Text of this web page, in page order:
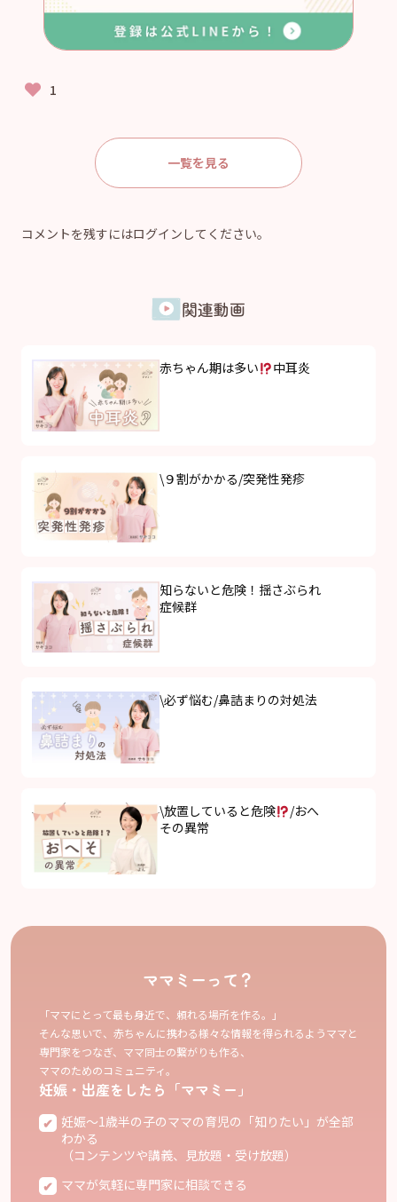
一覧を見る
コメントを残すにはログインしてください。
関連動画
赤ちゃん期は多い 中耳炎
\９割がかかる/突発性発疹
知らないと危険！揺さぶられ
症候群
\必ず悩む/鼻詰まりの対処法
\放置していると危険
/おへ
その異常
ママミーって？
「ママにとって最も身近で、頼れる場所を作る。」
そんな思いで、赤ちゃんに携わる様々な情報を得られるようママと
専門家をつなぎ、ママ同士の繋がりも作る、
ママのためのコミュニティ。
妊娠・出産をしたら「ママミー」
妊娠〜1歳半の子のママの育児の「知りたい」が全部
わかる
（コンテンツや講義、見放題・受け放題）
ママが気軽に専門家に相談できる